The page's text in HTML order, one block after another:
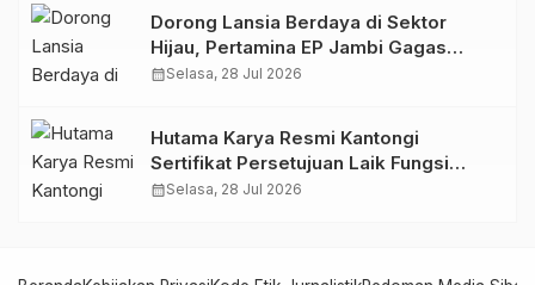
Dorong Lansia Berdaya di Sektor
Hijau, Pertamina EP Jambi Gagas
Lansiapreneur Batik Eco-Print
calendar_monthSelasa, 28 Jul 2026
Hutama Karya Resmi Kantongi
Sertifikat Persetujuan Laik Fungsi
Struktur Jembatan Musi V Tol
calendar_monthSelasa, 28 Jul 2026